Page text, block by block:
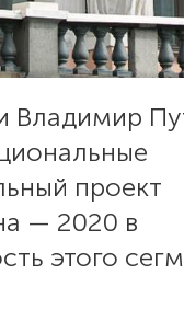
Владимир
проект
— 2020 в
этого